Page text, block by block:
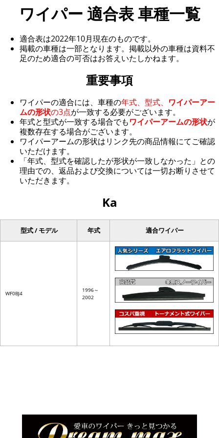
ワイパー 適合表 車種一覧
適合表は2022年10月現在のものです。
掲載の車種は一部となります。掲載以外の車種は資料不
足のため適合の可否はお答えいたしかねます。
重要事項
ワイパーの適合には、車種の年式、型式、 ワイパーアー
ムの形状の3点が一致する必要がございます。
年式と型式が一致する場合でもワイパーアームの形状が
複数存在する場合がございます。
ワイパーアームの形状はリンク先の商品情報にてご確認
いただけます。
「年式、型式を確認したが形状が一致しなかった」との
理由での、返品および交換については一切お断りさせて
いただきます。
Ka
型式 / モデル 年式 適合ワイパー
WF0BJ4
1996～
2002